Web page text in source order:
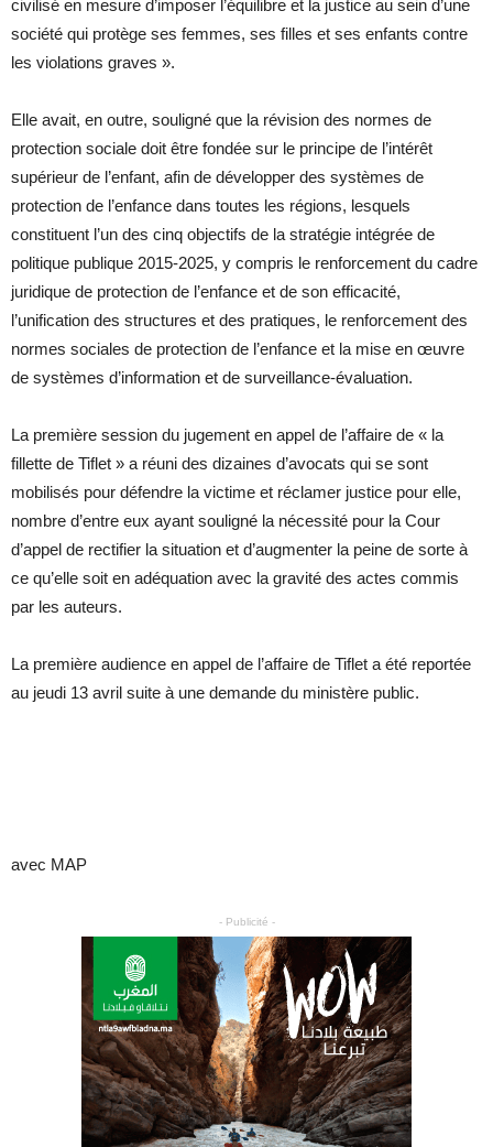
civilisé en mesure d’imposer l’équilibre et la justice au sein d’une
société qui protège ses femmes, ses filles et ses enfants contre
les violations graves ».
Elle avait, en outre, souligné que la révision des normes de
protection sociale doit être fondée sur le principe de l’intérêt
supérieur de l’enfant, afin de développer des systèmes de
protection de l’enfance dans toutes les régions, lesquels
constituent l’un des cinq objectifs de la stratégie intégrée de
politique publique 2015-2025, y compris le renforcement du cadre
juridique de protection de l’enfance et de son efficacité,
l’unification des structures et des pratiques, le renforcement des
normes sociales de protection de l’enfance et la mise en œuvre
de systèmes d’information et de surveillance-évaluation.
La première session du jugement en appel de l’affaire de « la
fillette de Tiflet » a réuni des dizaines d’avocats qui se sont
mobilisés pour défendre la victime et réclamer justice pour elle,
nombre d’entre eux ayant souligné la nécessité pour la Cour
d’appel de rectifier la situation et d’augmenter la peine de sorte à
ce qu’elle soit en adéquation avec la gravité des actes commis
par les auteurs.
La première audience en appel de l’affaire de Tiflet a été reportée
au jeudi 13 avril suite à une demande du ministère public.
avec MAP
- Publicité -